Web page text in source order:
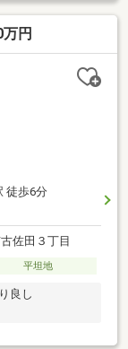
円
徒歩6分
佐田３丁目
平坦地
良し